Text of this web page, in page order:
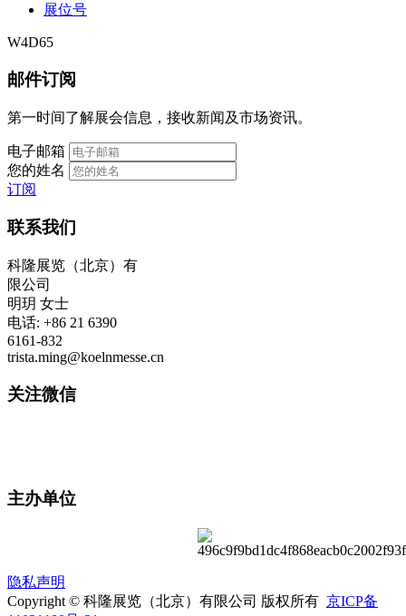
展位号
W4D65
邮件订阅
第一时间了解展会信息，接收新闻及市场资讯。
电子邮箱
您的姓名
订阅
联系我们
科隆展览（北京）有
限公司
明玥 女士
电话: +86 21 6390
6161-832
trista.ming@koelnmesse.cn
关注微信
主办单位
隐私声明
Copyright © 科隆展览（北京）有限公司 版权所有 京ICP备